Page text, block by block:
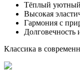
Тёплый уютный
Высокая
Гармония с
Долговечность
Классика в